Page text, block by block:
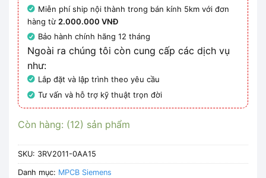
Miễn phí ship nội thành trong bán kính 5km với đơn
hàng từ2.000.000 VNĐ
Bảo hành chính hãng 12 tháng
Ngoài ra chúng tôi còn cung cấp các dịch vụ
như:
Lắp đặt và lập trình theo yêu cầu
Tư vấn và hỗ trợ kỹ thuật trọn đời
Còn hàng: (12) sản phẩm
SKU: 3RV2011-0AA15
Danh mục: MPCB Siemens